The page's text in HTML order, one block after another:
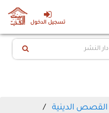
تسجيل الدخول
القصص الدينية